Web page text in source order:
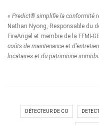
« Predict® simplifie la conformité
Nathan Nyong, Responsable du
FireAngel et membre de la FFMI-
coûts de maintenance et
locataires et du patrimoine
DÉTECTEUR DE CO